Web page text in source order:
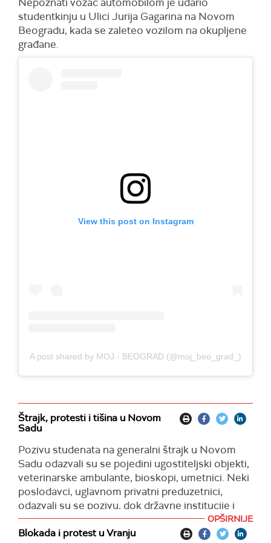
studentkinju u Ulici Jurija Gagarina na Novom
Beogradu, kada se zaleteo vozilom na okupljene
građane.
View this post on Instagram
A post shared by MOJ - BEOGRAD (@moj_beo_grad_)
Štrajk, protesti i tišina u Novom
Sadu
Pozivu studenata na generalni štrajk u Novom
Sadu odazvali su se pojedini ugostiteljski objekti,
veterinarske ambulante, bioskopi, umetnici. Neki
poslodavci, uglavnom privatni preduzetnici,
odazvali su se pozivu, dok državne institucije i
javna preduzeća rade. U gradu su primetne manje
gužve u prodavnicama koje su radile.
OPŠIRNIJE
Blokada i protest u Vranju